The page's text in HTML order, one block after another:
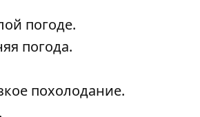
погоде.
погода.
похолодание.